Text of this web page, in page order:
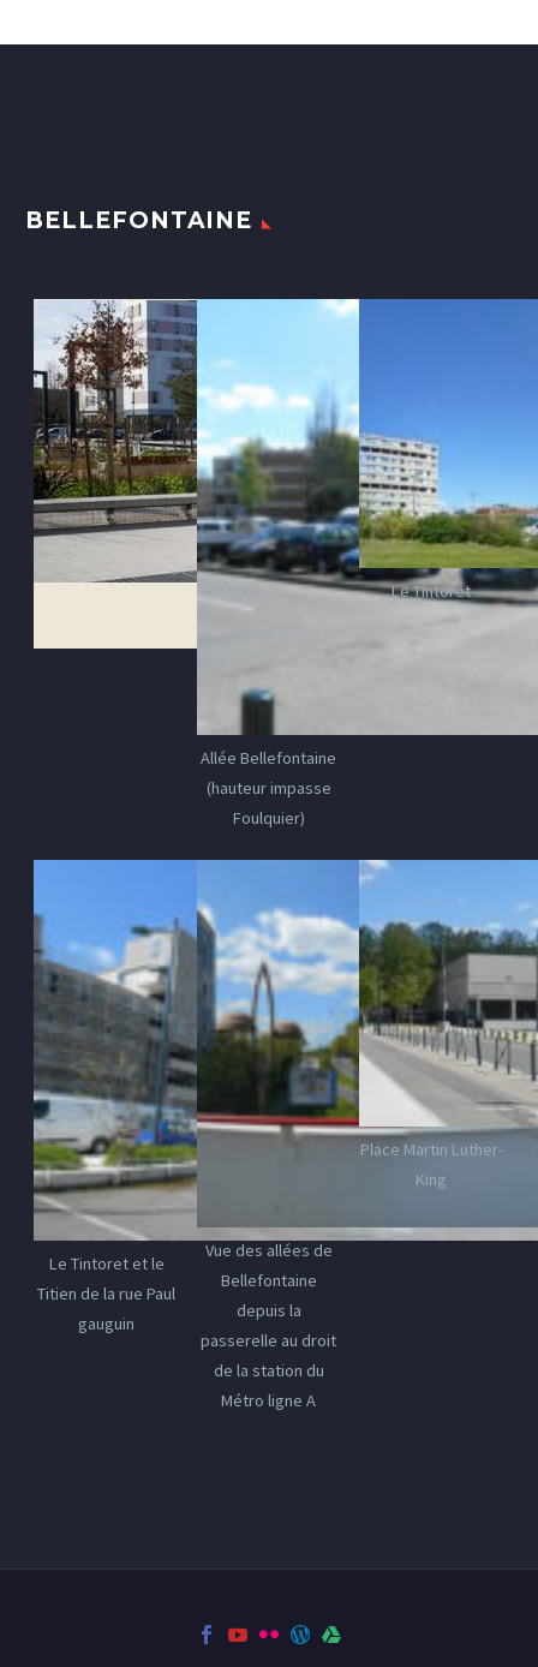
BELLEFONTAINE
Allée Bellefontaine
(hauteur impasse
Foulquier)
Le Tintoret
Le Tintoret et le
Titien de la rue Paul
gauguin
Vue des allées de
Bellefontaine
depuis la
passerelle au droit
de la station du
Métro ligne A
Place Martin Luther-
King